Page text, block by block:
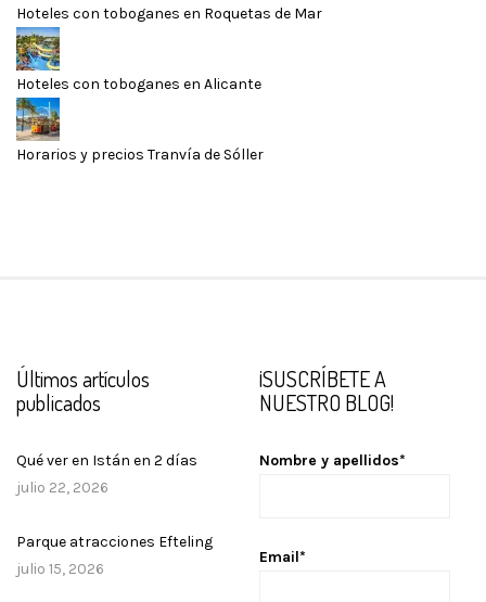
Hoteles con toboganes en Roquetas de Mar
Hoteles con toboganes en Alicante
Horarios y precios Tranvía de Sóller
Últimos artículos
publicados
Qué ver en Istán en 2 días
julio 22, 2026
Parque atracciones Efteling
julio 15, 2026
¡SUSCRÍBETE A
NUESTRO BLOG!
Nombre y apellidos*
Email*